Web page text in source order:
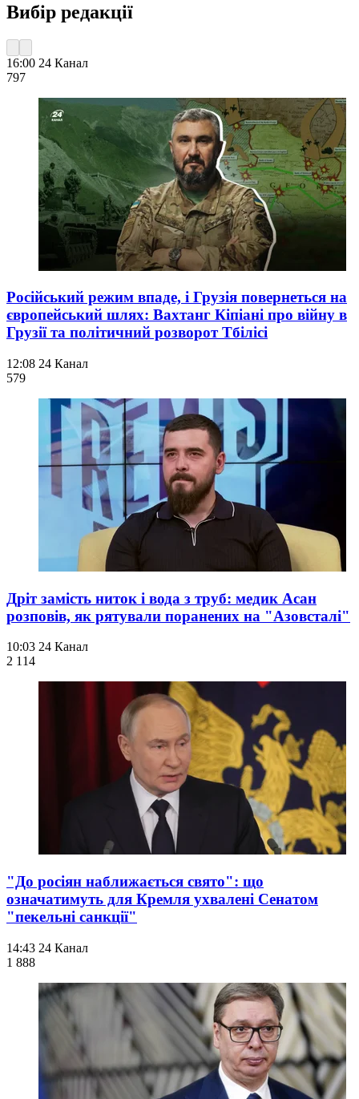
Вибір редакції
16:00 24 Канал
797
Російський режим впаде, і Грузія повернеться на
європейський шлях: Вахтанг Кіпіані про війну в
Грузії та політичний розворот Тбілісі
12:08 24 Канал
579
Дріт замість ниток і вода з труб: медик Асан
розповів, як рятували поранених на "Азовсталі"
10:03 24 Канал
2 114
"До росіян наближається свято": що
означатимуть для Кремля ухвалені Сенатом
"пекельні санкції"
14:43 24 Канал
1 888